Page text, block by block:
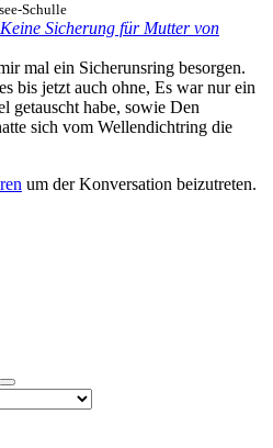
Schulle
Keine Sicherung für Mutter von
mal ein Sicherunsring besorgen.
bis jetzt auch ohne, Es war nur ein
getauscht habe, sowie Den
sich vom Wellendichtring die
um der Konversation beizutreten.